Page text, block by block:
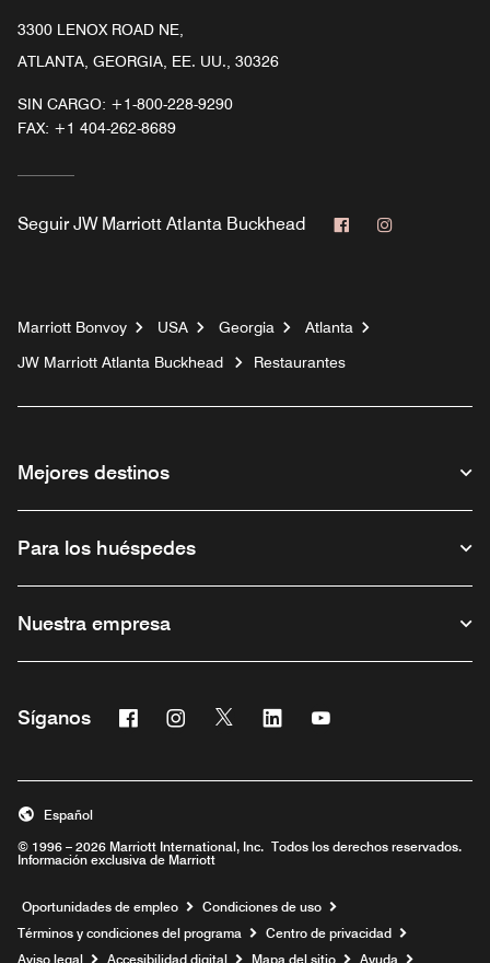
3300 LENOX ROAD NE,
ATLANTA, GEORGIA, EE. UU., 30326
SIN CARGO: +1-800-228-9290
FAX: +1 404-262-8689
Seguir JW Marriott Atlanta Buckhead Facebook
Marriott Bonvoy USA Georgia
Atlanta
JW Marriott Atlanta Buckhead
Restaurantes
Mejores destinos
Para los huéspedes
Nuestra empresa
Síganos Facebook
Abre una ventana nueva
Instagram
Abre una ventana nueva
Twitter
Abre una ventana nueva
Linkedin
Abre una ventana nueva
Abre una ventana
© 1996 – 2026 Marriott International, Inc. Todos los derechos reservados.
Información exclusiva de Marriott
Español
Oportunidades de empleo Abre una ventana nueva
Condiciones de uso
Términos y condiciones del programa
Centro de privacidad
Aviso legal
Accesibilidad digital Mapa del sitio Ayuda